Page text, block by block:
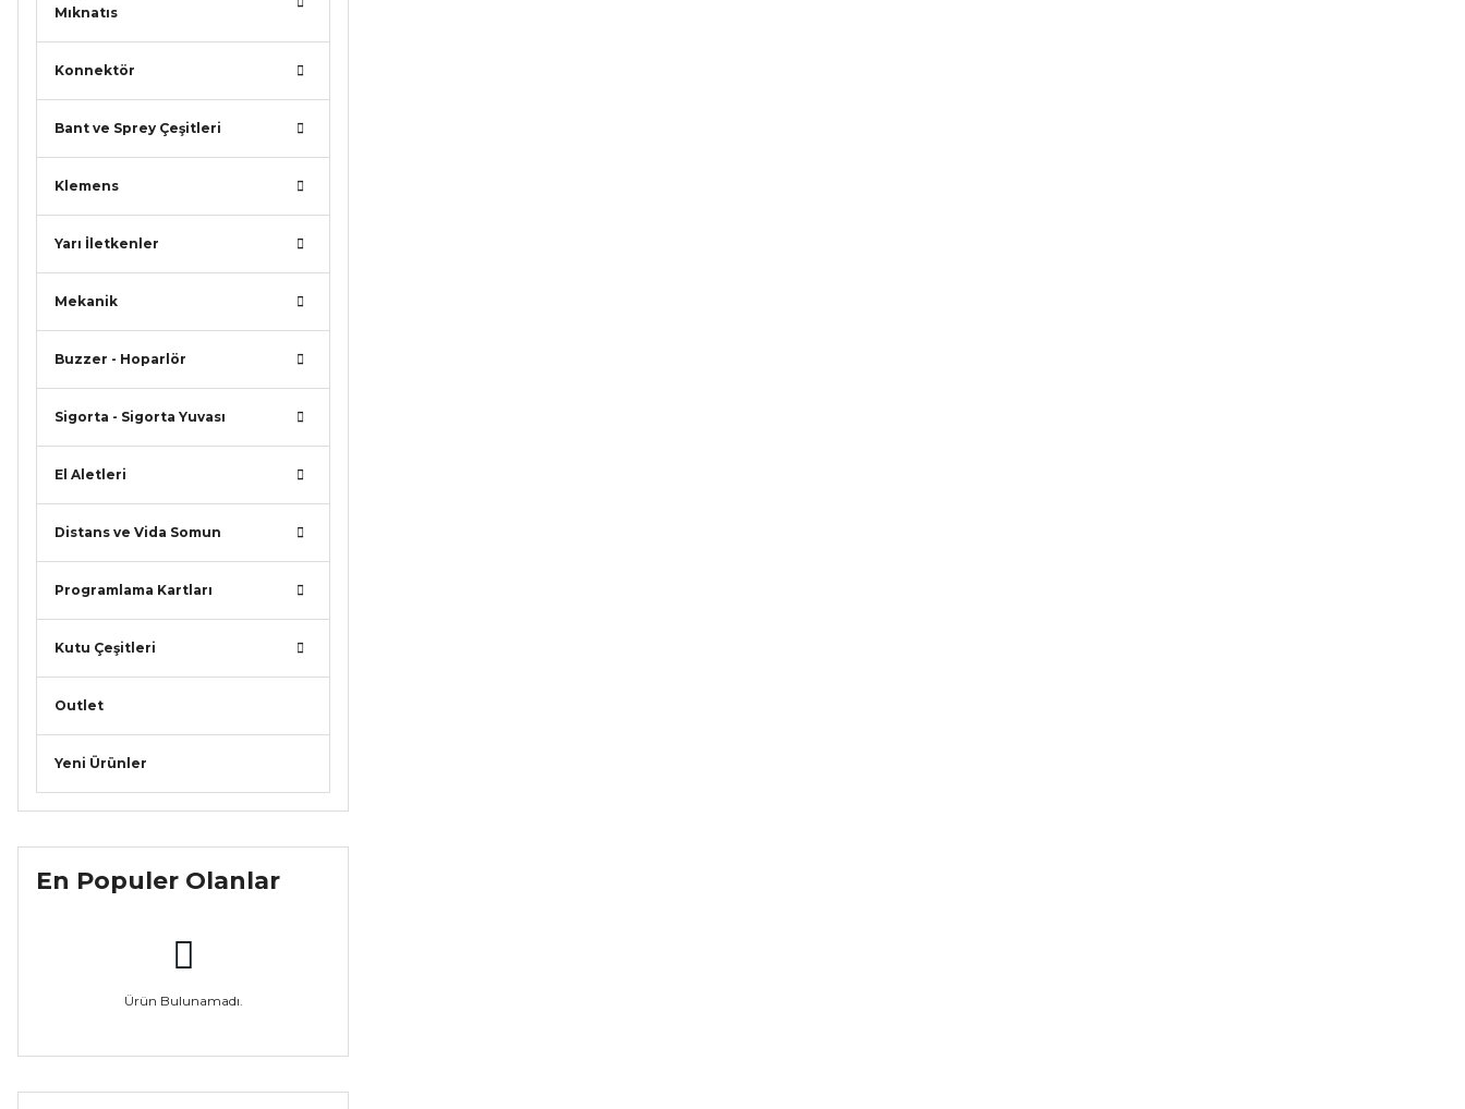
Mıknatıs
Konnektör
Bant ve Sprey Çeşitleri
Klemens
Yarı İletkenler
Mekanik
Buzzer - Hoparlör
Sigorta - Sigorta Yuvası
El Aletleri
Distans ve Vida Somun
Programlama Kartları
Kutu Çeşitleri
Outlet
Yeni Ürünler
En Populer Olanlar
Ürün Bulunamadı.